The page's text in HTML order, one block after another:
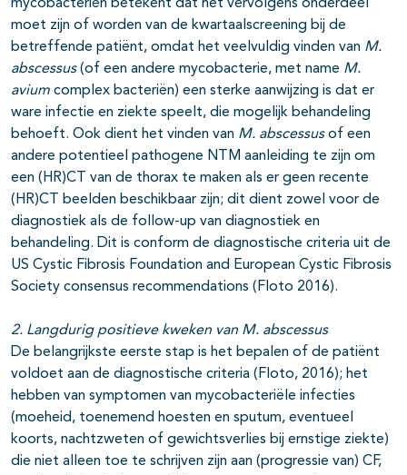
mycobacteriën betekent dat het vervolgens onderdeel
moet zijn of worden van de kwartaalscreening bij de
betreffende patiënt, omdat het veelvuldig vinden van M.
abscessus(of een andere mycobacterie, met name M.
avium complex bacteriën) een sterke aanwijzing is dat er
ware infectie en ziekte speelt, die mogelijk behandeling
behoeft. Ook dient het vinden van M. abscessusof een
andere potentieel pathogene NTM aanleiding te zijn om
een (HR)CT van de thorax te maken als er geen recente
(HR)CT beelden beschikbaar zijn; dit dient zowel voor de
diagnostiek als de follow-up van diagnostiek en
behandeling. Dit is conform de diagnostische criteria uit de
US Cystic Fibrosis Foundation and European Cystic Fibrosis
Society consensus recommendations (Floto 2016).
2. Langdurig positieve kweken van M. abscessus
De belangrijkste eerste stap is het bepalen of de patiënt
voldoet aan de diagnostische criteria (Floto, 2016); het
hebben van symptomen van mycobacteriële infecties
(moeheid, toenemend hoesten en sputum, eventueel
koorts, nachtzweten of gewichtsverlies bij ernstige ziekte)
die niet alleen toe te schrijven zijn aan (progressie van) CF,